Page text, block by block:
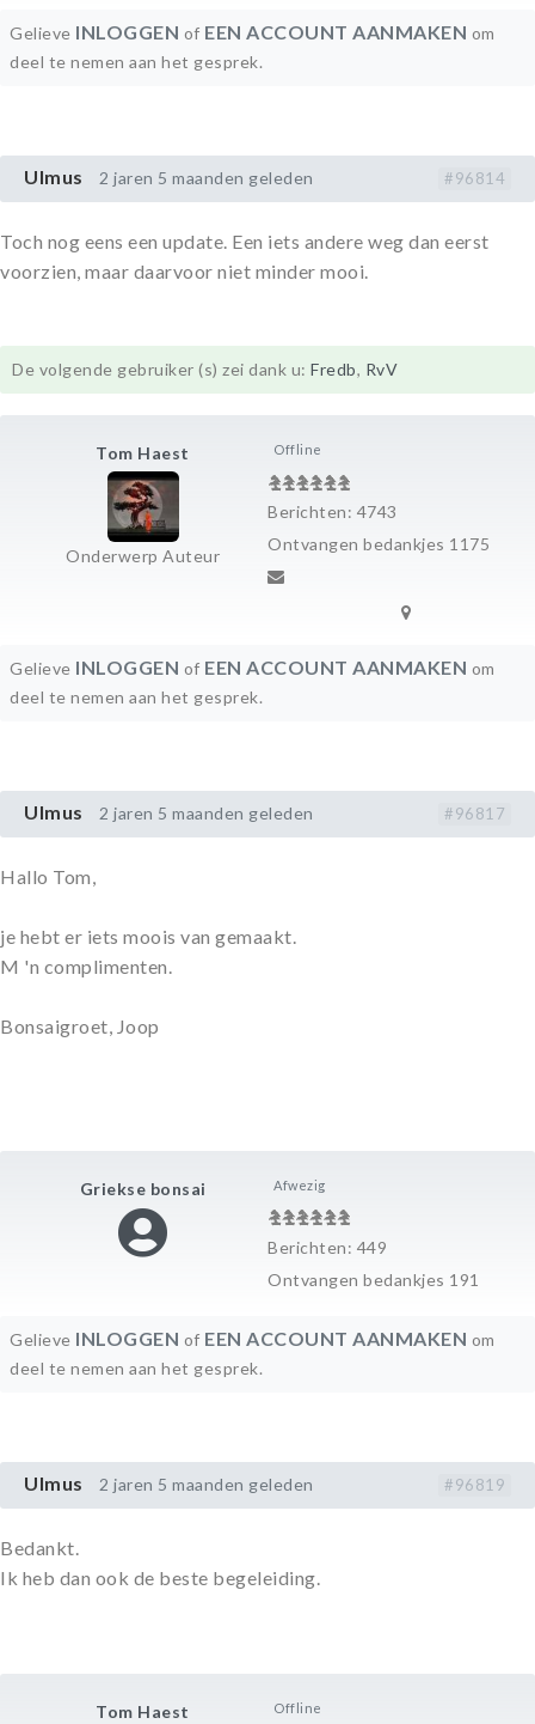
Gelieve INLOGGEN of EEN ACCOUNT AANMAKEN om
deel te nemen aan het gesprek.
Ulmus 2 jaren 5 maanden geleden #96814
Tom Haest
Onderwerp Auteur
Offline
Berichten: 4743
Ontvangen bedankjes 1175
Toch nog eens een update. Een iets andere weg dan eerst
voorzien, maar daarvoor niet minder mooi.
De volgende gebruiker (s) zei dank u: Fredb, RvV
Gelieve INLOGGEN of EEN ACCOUNT AANMAKEN om
deel te nemen aan het gesprek.
Ulmus 2 jaren 5 maanden geleden #96817
Griekse bonsai Afwezig
Berichten: 449
Ontvangen bedankjes 191
Hallo Tom,
je hebt er iets moois van gemaakt.
M 'n complimenten.
Bonsaigroet, Joop
Gelieve INLOGGEN of EEN ACCOUNT AANMAKEN om
deel te nemen aan het gesprek.
Ulmus 2 jaren 5 maanden geleden #96819
Tom Haest Offline
Bedankt.
Ik heb dan ook de beste begeleiding.